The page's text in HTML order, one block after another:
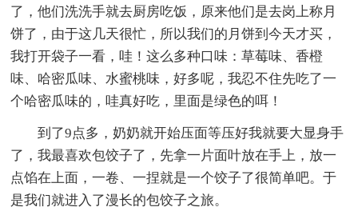
了，他们洗洗手就去厨房吃饭，原来他们是去岗上称月
饼了，由于这几天很忙，所以我们的月饼到今天才买，
我打开袋子一看，哇！这么多种口味：草莓味、香橙
味、哈密瓜味、水蜜桃味，好多呢，我忍不住先吃了一
个哈密瓜味的，哇真好吃，里面是绿色的咡！
到了9点多，奶奶就开始压面等压好我就要大显身手
了，我最喜欢包饺子了，先拿一片面叶放在手上，放一
点馅在上面，一卷、一捏就是一个饺子了很简单吧。于
是我们就进入了漫长的包饺子之旅。